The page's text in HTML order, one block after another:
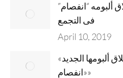
ألبومه “انفصام”
فى التجمع
April 10, 2019
«شارموفرز» تحتفل بإطلاق ألبومها الجديد
«انفصام»